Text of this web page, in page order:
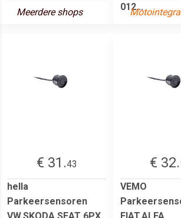
Meerdere shops
012...
€ 31.43
hella
Parkeersensoren
€ 32.
VEMO